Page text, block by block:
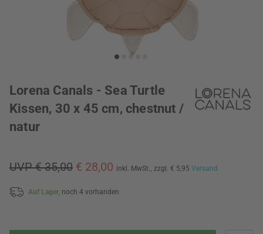
Lorena Canals - Sea Turtle
Kissen, 30 x 45 cm, chestnut /
natur
UVP € 35,00 € 28,00 inkl. MwSt., zzgl. € 5,95 Versand
Auf Lager, noch 4 vorhanden